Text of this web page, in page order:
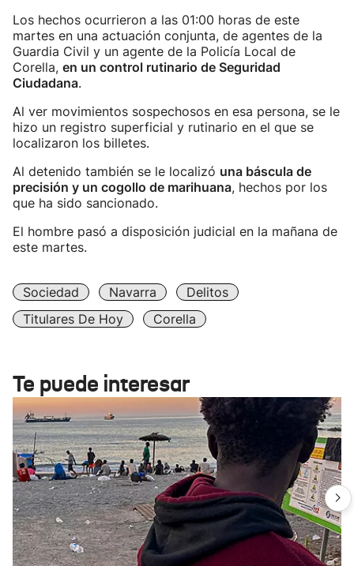
Los hechos ocurrieron a las 01:00 horas de este
martes en una actuación conjunta, de agentes de la
Guardia Civil y un agente de la Policía Local de
Corella, en un control rutinario de Seguridad
Ciudadana.
Al ver movimientos sospechosos en esa persona, se le
hizo un registro superficial y rutinario en el que se
localizaron los billetes.
Al detenido también se le localizó una báscula de
precisión y un cogollo de marihuana, hechos por los
que ha sido sancionado.
El hombre pasó a disposición judicial en la mañana de
este martes.
Sociedad Navarra
Delitos
Titulares De Hoy
Corella
Te puede interesar